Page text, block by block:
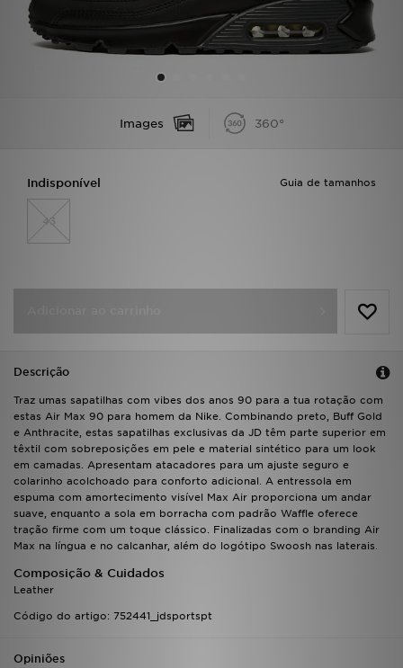
Images 360°
Guia de tamanhos
Indisponível
43
Descrição
Traz umas sapatilhas com vibes dos anos 90 para a tua rotação com
estas Air Max 90 para homem da Nike. Combinando preto, Buff Gold
e Anthracite, estas sapatilhas exclusivas da JD têm parte superior em
têxtil com sobreposições em pele e material sintético para um look
em camadas. Apresentam atacadores para um ajuste seguro e
colarinho acolchoado para conforto adicional. A entressola em
espuma com amortecimento visível Max Air proporciona um andar
suave, enquanto a sola em borracha com padrão Waffle oferece
tração firme com um toque clássico. Finalizadas com o branding Air
Max na língua e no calcanhar, além do logótipo Swoosh nas laterais.
Composição & Cuidados
Leather
Código do artigo: 752441_jdsportspt
Opiniões
FUTEBOL JD
MY JD
BLOG
FAZ DOWNLOAD DA APP
TRABALHA CONNOSCO
FAQs